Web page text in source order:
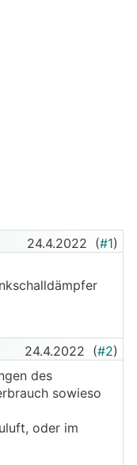
24.4.2022 (#1)
24.4.2022 (#2)
des
sowieso
oder im